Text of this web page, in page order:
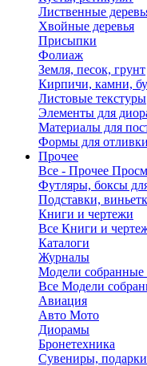
Лиственные
Хвойные деревья
Присыпки
Фолиаж
Земля, песок, грунт
Кирпичи, камни,
Листовые текстуры
Элементы для
Материалы для
Формы для отливки
Прочее
Все - Прочее
Футляры, боксы
Подставки,
Книги и чертежи
Все Книги и
Каталоги
Журналы
Модели
Все Модели
Авиация
Авто Мото
Диорамы
Бронетехника
Сувениры, подарки